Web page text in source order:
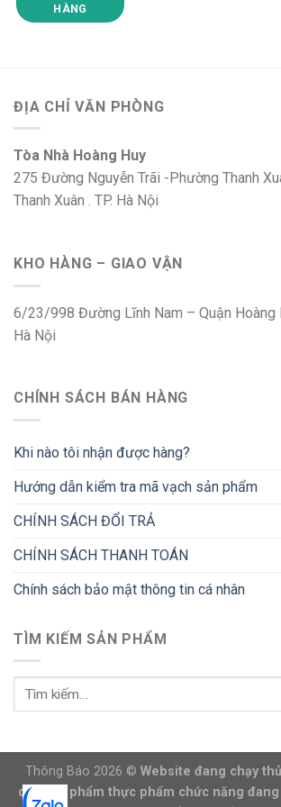
HÀNG
ĐỊA CHỈ VĂN PHÒNG
Tòa Nhà Hoàng Huy
275 Đường Nguyễn Trãi -Phường Thanh
Thanh Xuân . TP. Hà Nội
KHO HÀNG – GIAO VẬN
6/23/998 Đường Lĩnh Nam – Quận Hoàng
Hà Nội
CHÍNH SÁCH BÁN HÀNG
Khi nào tôi nhận được hàng?
Hướng dẫn kiểm tra mã vạch sản phẩm
CHÍNH SÁCH ĐỔI TRẢ
CHÍNH SÁCH THANH TOÁN
Chính sách bảo mật thông tin cá nhân
TÌM KIẾM SẢN PHẨM
Thông Báo 2026 © Website đang chạy
các sản phẩm thực phẩm chức năng